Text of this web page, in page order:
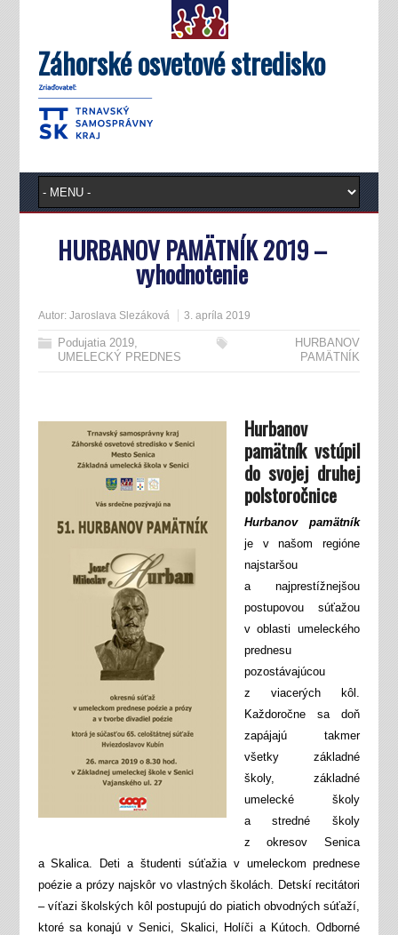
Záhorské osvetové stredisko
HURBANOV PAMÄTNÍK 2019 –
vyhodnotenie
Autor: Jaroslava Slezáková 3. apríla 2019
Podujatia 2019,
UMELECKÝ PREDNES
HURBANOV
PAMÄTNÍK
Hurbanov
pamätník vstúpil
do svojej druhej
polstoročnice
Hurbanov pamätník
je v našom regióne
najstaršou
a najprestížnejšou
postupovou súťažou
v oblasti umeleckého
prednesu
pozostávajúcou
z viacerých kôl.
Každoročne sa doň
zapájajú takmer
všetky základné
školy, základné
umelecké školy
a stredné školy
z okresov Senica
a Skalica. Deti a študenti súťažia v umeleckom prednese
poézie a prózy najskôr vo vlastných školách. Detskí recitátori
– víťazi školských kôl postupujú do piatich obvodných súťaží,
ktoré sa konajú v Senici, Skalici, Holíči a Kútoch. Odborné